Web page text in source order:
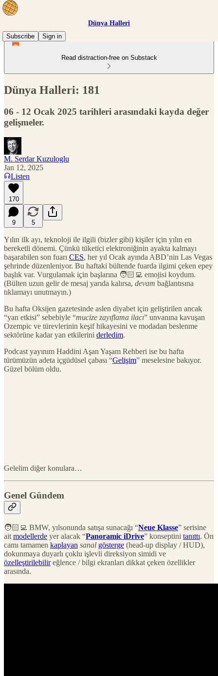
Dünya Halleri
Subscribe
Sign in
Read distraction-free on Substack
Dünya Halleri: 181
06 - 12 Ocak 2025 tarihleri arasındaki kayda değer
gelişmeler.
M. Serdar Kuzuloglu
Jan 12, 2025
Listen
170
9 5
Yılın ilk ayı, teknoloji ile ilgili (bizler gibi) kişiler için yılın en
bereketli dönemi. Çünkü tüketici elektroniğinin ayakta kalmayı
başarabilen son fuarı CES, her yıl Ocak ayında ABD’nin Las Vegas
şehrinde düzenleniyor. Bu haftaki bültende fuarda ilgimi çeken epey
başlık var. Vurgulamak için başlarına 🧑🏻‍💻 emojisi koydum.
(Bülten uzun gelir de mesaj yarıda kalırsa, devam bağlantısına
tıklamayı unutmayın.)
Bu hafta Oksijen gazetesinde aslen diyabet için geliştirilen ancak
“yan etkisi” sebebiyle “mucize zayıflama ilacı” unvanına kavuşan
Ozempic ve türevlerinin keşif hikayesini ve modadan beslenme
sektörüne kadar yan etkilerini derledim.
Podcast yayınım Haddini Aşan Yaşam Rehberi ise bu hafta
türümüzün adeta içgüdüsel çabası “Gelişim” meselesine bakıyor.
Güzel bölüm oldu.
Gelelim diğer konulara…
Genel Gündem
🧑🏻‍💻 BMW, yılsonunda satışa sunacağı “Neue Klasse” serisine
ait modellerde yer alacak “Panoramic iDrive” konseptini tanıttı. Ön
camı tamamen kaplayan sanal gösterge (head-up display / HUD),
dokunmaya duyarlı çoklu işlevli direksiyon simidi ve
özelleştirilebilireğlence / bilgi ekranları dikkat çeken özellikler
arasında.